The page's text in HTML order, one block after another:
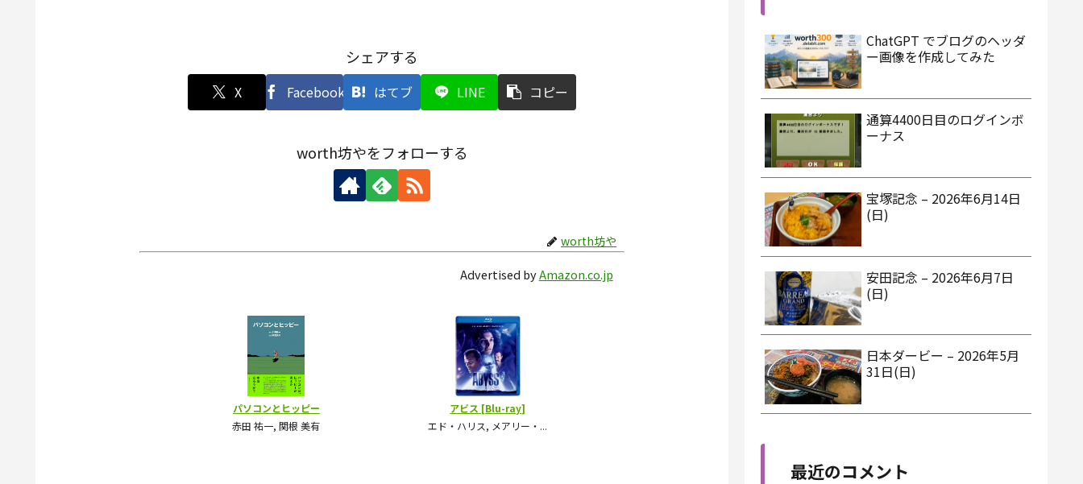
シェアする
X Facebook はてブ LINE コピー
worth坊やをフォローする
worth坊や
Advertised byAmazon.co.jp
ChatGPT でブログのヘッダ
ー画像を作成してみた
通算4400日目のログインボ
ーナス
宝塚記念 – 2026年6月14日
(日)
安田記念 – 2026年6月7日
(日)
日本ダービー – 2026年5月
31日(日)
最近のコメント